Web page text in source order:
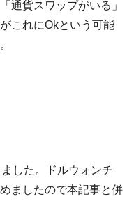
史。松山以前に最高位
原に次いで多く打っ
通貨スワップがいる」
これにOkという可能
した。ドルウォンチ
ましたので本記事と併